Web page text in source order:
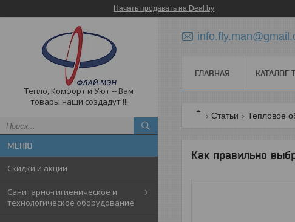
Начать продавать на Deal.by
Тепло, Комфорт и Уют -- Вам
товары наши создадут !!!
Скидки и акции
Санитарно-гигиеническое и
технологическое оборудование
ГЛАВНАЯ КАТАЛОГ
Статьи Тепловое
Как правильно